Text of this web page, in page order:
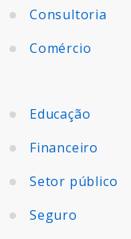
Consultoria
Comércio
Educação
Financeiro
Setor público
Seguro